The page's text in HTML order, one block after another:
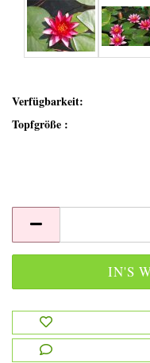
Verfügbarkeit:
Topfgröße :